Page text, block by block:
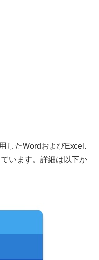
したWordおよびExcel,
います。詳細は以下か